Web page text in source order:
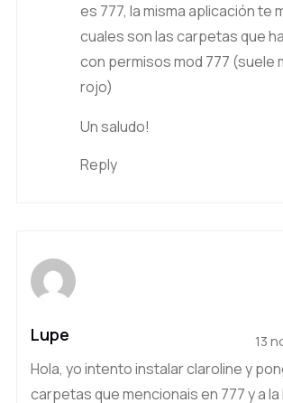
es 777, la misma aplicación te
cuales son las carpetas que
con permisos mod 777 (suele
rojo)
Un saludo!
Reply
Lupe 13
Hola, yo intento instalar claroline y
carpetas que mencionais en 777 y a la